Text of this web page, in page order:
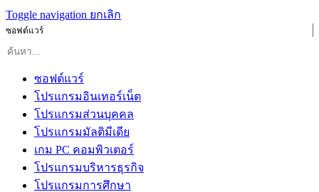
Toggle navigation ยกเลิก
ซอฟต์แวร์
ซอฟต์แวร์
โปรแกรมอินเทอร์เน็ต
โปรแกรมส่วนบุคคล
โปรแกรมมัลติมีเดีย
เกม PC คอมพิวเตอร์
โปรแกรมบริหารธุรกิจ
โปรแกรมการศึกษา